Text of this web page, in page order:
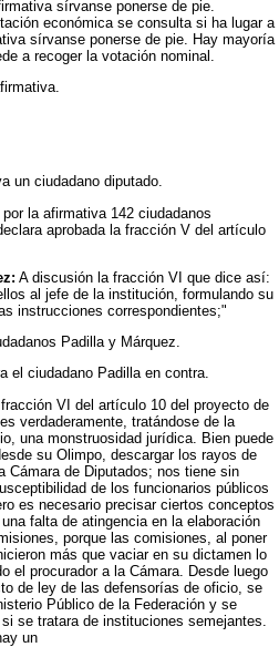
sírvanse ponerse de pie.
económica se consulta si ha lugar a
sírvanse ponerse de pie. Hay mayoría
a recoger la votación nominal.
un ciudadano diputado.
por la afirmativa 142 ciudadanos
aprobada la fracción V del artículo
A discusión la fracción VI que dice así:
al jefe de la institución, formulando su
instrucciones correspondientes;"
Padilla y Márquez.
el ciudadano Padilla en contra.
VI del artículo 10 del proyecto de
verdaderamente, tratándose de la
una monstruosidad jurídica. Bien puede
su Olimpo, descargar los rayos de
Cámara de Diputados; nos tiene sin
de los funcionarios públicos
es necesario precisar ciertos conceptos
falta de atingencia en la elaboración
porque las comisiones, al poner
más que vaciar en su dictamen lo
el procurador a la Cámara. Desde luego
de ley de las defensorías de oficio, se
Público de la Federación y se
se tratara de instituciones semejantes.
un